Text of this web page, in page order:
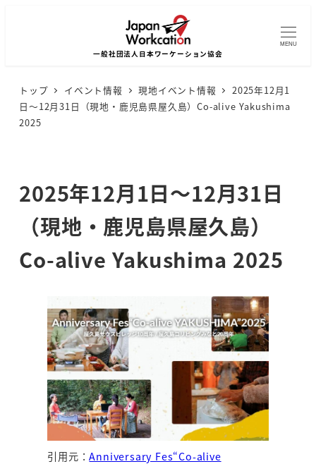
MENU
トップ イベント情報 現地イベント情報
2025年12月1
日～12月31日（現地・鹿児島県屋久島）Co-alive Yakushima
2025
2025年12月1日～12月31日
（現地・鹿児島県屋久島）
Co-alive Yakushima 2025
引用元：Anniversary Fes“Co-alive